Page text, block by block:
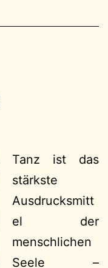
Tanz ist das
stärkste
Ausdrucksmitt
el der
menschlichen
Seele –